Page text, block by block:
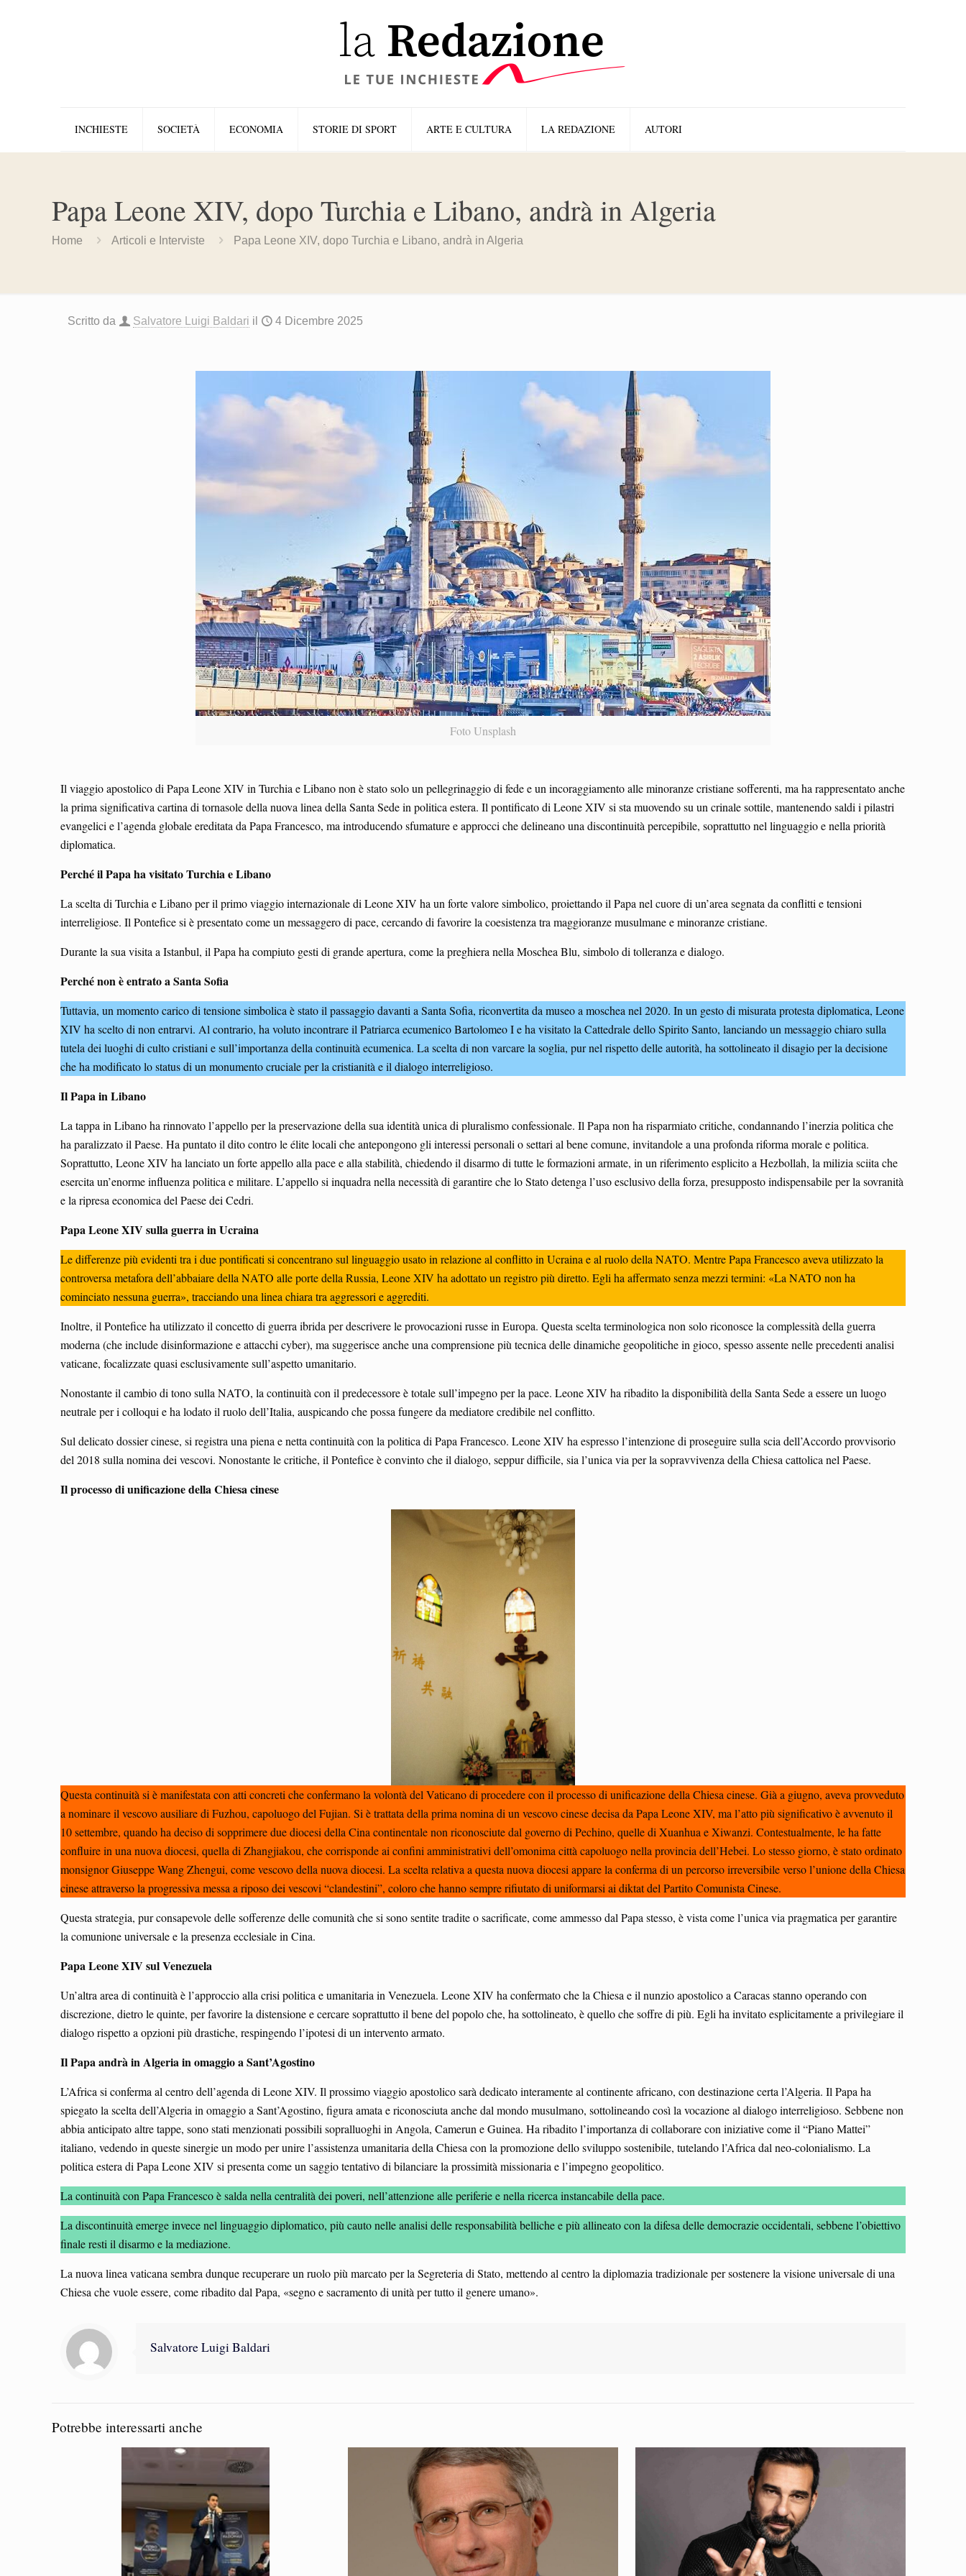
INCHIESTE SOCIETÀ ECONOMIA STORIE DI SPORT ARTE E CULTURA LA REDAZIONE AUTORI
Papa Leone XIV, dopo Turchia e Libano, andrà in Algeria
Home Articoli e Interviste Papa Leone XIV, dopo Turchia e Libano, andrà in Algeria
Scritto da Salvatore Luigi Baldari il 4 Dicembre 2025
Foto Unsplash
Il viaggio apostolico di Papa Leone XIV in Turchia e Libano non è stato solo un pellegrinaggio di fede e un incoraggiamento alle minoranze cristiane sofferenti, ma ha rappresentato anche
la prima significativa cartina di tornasole della nuova linea della Santa Sede in politica estera. Il pontificato di Leone XIV si sta muovendo su un crinale sottile, mantenendo saldi i pilastri
evangelici e l’agenda globale ereditata da Papa Francesco, ma introducendo sfumature e approcci che delineano una discontinuità percepibile, soprattutto nel linguaggio e nella priorità
diplomatica.
Perché il Papa ha visitato Turchia e Libano
La scelta di Turchia e Libano per il primo viaggio internazionale di Leone XIV ha un forte valore simbolico, proiettando il Papa nel cuore di un’area segnata da conflitti e tensioni
interreligiose. Il Pontefice si è presentato come un messaggero di pace, cercando di favorire la coesistenza tra maggioranze musulmane e minoranze cristiane.
Durante la sua visita a Istanbul, il Papa ha compiuto gesti di grande apertura, come la preghiera nella Moschea Blu, simbolo di tolleranza e dialogo.
Perché non è entrato a Santa Sofia
Tuttavia, un momento carico di tensione simbolica è stato il passaggio davanti a Santa Sofia, riconvertita da museo a moschea nel 2020. In un gesto di misurata protesta diplomatica, Leone
XIV ha scelto di non entrarvi. Al contrario, ha voluto incontrare il Patriarca ecumenico Bartolomeo I e ha visitato la Cattedrale dello Spirito Santo, lanciando un messaggio chiaro sulla
tutela dei luoghi di culto cristiani e sull’importanza della continuità ecumenica. La scelta di non varcare la soglia, pur nel rispetto delle autorità, ha sottolineato il disagio per la decisione
che ha modificato lo status di un monumento cruciale per la cristianità e il dialogo interreligioso.
Il Papa in Libano
La tappa in Libano ha rinnovato l’appello per la preservazione della sua identità unica di pluralismo confessionale. Il Papa non ha risparmiato critiche, condannando l’inerzia politica che
ha paralizzato il Paese. Ha puntato il dito contro le élite locali che antepongono gli interessi personali o settari al bene comune, invitandole a una profonda riforma morale e politica.
Soprattutto, Leone XIV ha lanciato un forte appello alla pace e alla stabilità, chiedendo il disarmo di tutte le formazioni armate, in un riferimento esplicito a Hezbollah, la milizia sciita che
esercita un’enorme influenza politica e militare. L’appello si inquadra nella necessità di garantire che lo Stato detenga l’uso esclusivo della forza, presupposto indispensabile per la sovranità
e la ripresa economica del Paese dei Cedri.
Papa Leone XIV sulla guerra in Ucraina
Le differenze più evidenti tra i due pontificati si concentrano sul linguaggio usato in relazione al conflitto in Ucraina e al ruolo della NATO. Mentre Papa Francesco aveva utilizzato la
controversa metafora dell’abbaiare della NATO alle porte della Russia, Leone XIV ha adottato un registro più diretto. Egli ha affermato senza mezzi termini: «La NATO non ha
cominciato nessuna guerra», tracciando una linea chiara tra aggressori e aggrediti.
Inoltre, il Pontefice ha utilizzato il concetto di guerra ibrida per descrivere le provocazioni russe in Europa. Questa scelta terminologica non solo riconosce la complessità della guerra
moderna (che include disinformazione e attacchi cyber), ma suggerisce anche una comprensione più tecnica delle dinamiche geopolitiche in gioco, spesso assente nelle precedenti analisi
vaticane, focalizzate quasi esclusivamente sull’aspetto umanitario.
Nonostante il cambio di tono sulla NATO, la continuità con il predecessore è totale sull’impegno per la pace. Leone XIV ha ribadito la disponibilità della Santa Sede a essere un luogo
neutrale per i colloqui e ha lodato il ruolo dell’Italia, auspicando che possa fungere da mediatore credibile nel conflitto.
Sul delicato dossier cinese, si registra una piena e netta continuità con la politica di Papa Francesco. Leone XIV ha espresso l’intenzione di proseguire sulla scia dell’Accordo provvisorio
del 2018 sulla nomina dei vescovi. Nonostante le critiche, il Pontefice è convinto che il dialogo, seppur difficile, sia l’unica via per la sopravvivenza della Chiesa cattolica nel Paese.
Il processo di unificazione della Chiesa cinese
Questa continuità si è manifestata con atti concreti che confermano la volontà del Vaticano di procedere con il processo di unificazione della Chiesa cinese. Già a giugno, aveva provveduto
a nominare il vescovo ausiliare di Fuzhou, capoluogo del Fujian. Si è trattata della prima nomina di un vescovo cinese decisa da Papa Leone XIV, ma l’atto più significativo è avvenuto il
10 settembre, quando ha deciso di sopprimere due diocesi della Cina continentale non riconosciute dal governo di Pechino, quelle di Xuanhua e Xiwanzi. Contestualmente, le ha fatte
confluire in una nuova diocesi, quella di Zhangjiakou, che corrisponde ai confini amministrativi dell’omonima città capoluogo nella provincia dell’Hebei. Lo stesso giorno, è stato ordinato
monsignor Giuseppe Wang Zhengui, come vescovo della nuova diocesi. La scelta relativa a questa nuova diocesi appare la conferma di un percorso irreversibile verso l’unione della Chiesa
cinese attraverso la progressiva messa a riposo dei vescovi “clandestini”, coloro che hanno sempre rifiutato di uniformarsi ai diktat del Partito Comunista Cinese.
Questa strategia, pur consapevole delle sofferenze delle comunità che si sono sentite tradite o sacrificate, come ammesso dal Papa stesso, è vista come l’unica via pragmatica per garantire
la comunione universale e la presenza ecclesiale in Cina.
Papa Leone XIV sul Venezuela
Un’altra area di continuità è l’approccio alla crisi politica e umanitaria in Venezuela. Leone XIV ha confermato che la Chiesa e il nunzio apostolico a Caracas stanno operando con
discrezione, dietro le quinte, per favorire la distensione e cercare soprattutto il bene del popolo che, ha sottolineato, è quello che soffre di più. Egli ha invitato esplicitamente a privilegiare il
dialogo rispetto a opzioni più drastiche, respingendo l’ipotesi di un intervento armato.
Il Papa andrà in Algeria in omaggio a Sant’Agostino
L’Africa si conferma al centro dell’agenda di Leone XIV. Il prossimo viaggio apostolico sarà dedicato interamente al continente africano, con destinazione certa l’Algeria. Il Papa ha
spiegato la scelta dell’Algeria in omaggio a Sant’Agostino, figura amata e riconosciuta anche dal mondo musulmano, sottolineando così la vocazione al dialogo interreligioso. Sebbene non
abbia anticipato altre tappe, sono stati menzionati possibili sopralluoghi in Angola, Camerun e Guinea. Ha ribadito l’importanza di collaborare con iniziative come il “Piano Mattei”
italiano, vedendo in queste sinergie un modo per unire l’assistenza umanitaria della Chiesa con la promozione dello sviluppo sostenibile, tutelando l’Africa dal neo-colonialismo. La
politica estera di Papa Leone XIV si presenta come un saggio tentativo di bilanciare la prossimità missionaria e l’impegno geopolitico.
La continuità con Papa Francesco è salda nella centralità dei poveri, nell’attenzione alle periferie e nella ricerca instancabile della pace.
La discontinuità emerge invece nel linguaggio diplomatico, più cauto nelle analisi delle responsabilità belliche e più allineato con la difesa delle democrazie occidentali, sebbene l’obiettivo
finale resti il disarmo e la mediazione.
La nuova linea vaticana sembra dunque recuperare un ruolo più marcato per la Segreteria di Stato, mettendo al centro la diplomazia tradizionale per sostenere la visione universale di una
Chiesa che vuole essere, come ribadito dal Papa, «segno e sacramento di unità per tutto il genere umano».
Salvatore Luigi Baldari
Potrebbe interessarti anche